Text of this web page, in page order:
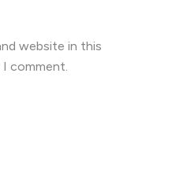
website in this
comment.